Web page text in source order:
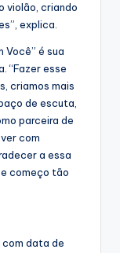
violão, criando
explica.
Você” é sua
“Fazer esse
criamos mais
de escuta,
parceira de
com
a essa
começo tão
com data de